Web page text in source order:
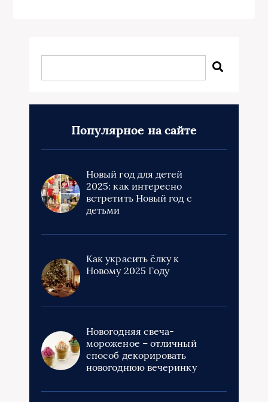
Популярное на сайте
Новый год для детей
2025: как интересно
встретить Новый год с
детьми
Как украсить ёлку к
Новому 2025 Году
Новогодняя свеча-
мороженое – отличный
способ декорировать
новогоднюю вечеринку